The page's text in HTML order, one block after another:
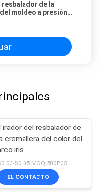
de la
moldeo a presión
del resbalador de
cremallera del color del
iris
$0.05 MOQ:500PCS
EL CONTACTO